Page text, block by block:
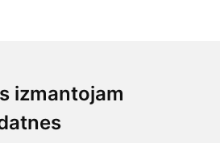
izmantojam